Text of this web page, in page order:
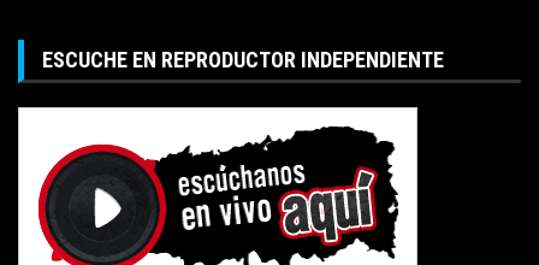
ESCUCHE EN REPRODUCTOR INDEPENDIENTE